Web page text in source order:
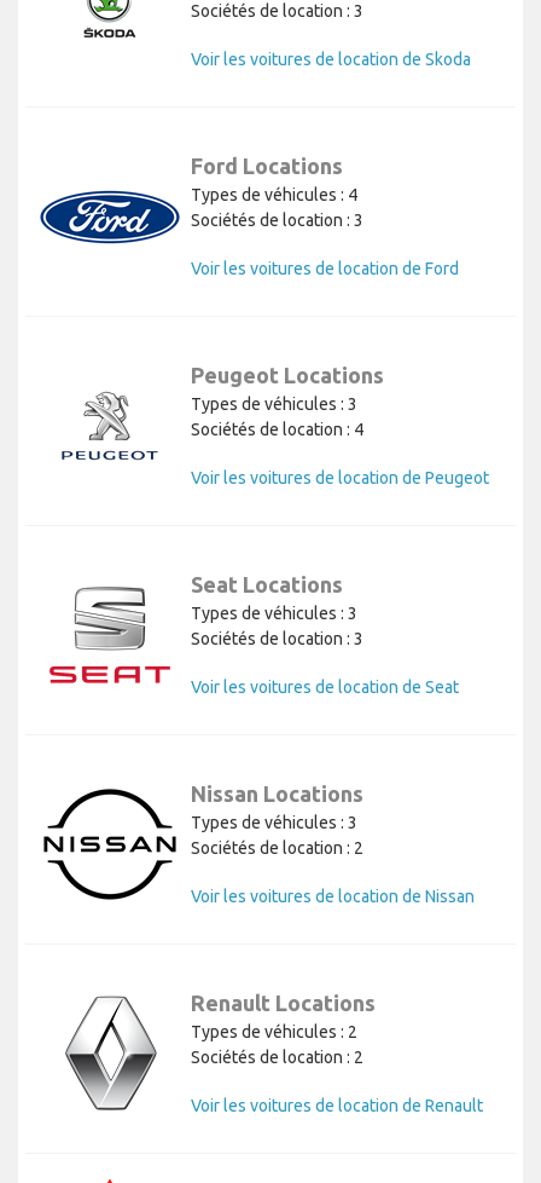
Sociétés de location : 3
Voir les voitures de location de Skoda
Ford Locations
Types de véhicules : 4
Sociétés de location : 3
Voir les voitures de location de Ford
Peugeot Locations
Types de véhicules : 3
Sociétés de location : 4
Voir les voitures de location de Peugeot
Seat Locations
Types de véhicules : 3
Sociétés de location : 3
Voir les voitures de location de Seat
Nissan Locations
Types de véhicules : 3
Sociétés de location : 2
Voir les voitures de location de Nissan
Renault Locations
Types de véhicules : 2
Sociétés de location : 2
Voir les voitures de location de Renault